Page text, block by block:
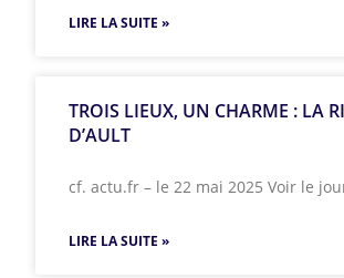
LIRE LA SUITE »
TROIS LIEUX, UN CHARME : LA
D’AULT
cf. actu.fr – le 22 mai 2025 Voir le
LIRE LA SUITE »